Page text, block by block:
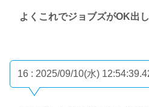
よくこれでジョブズがOK出
16 : 2025/09/10(水)